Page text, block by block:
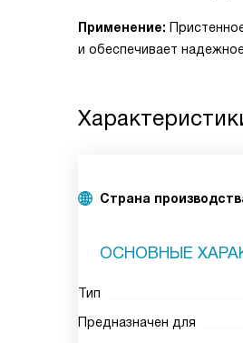
Применение:
и обеспечивает
Страна
ОСНОВНЫЕ
Тип
Предназначен для